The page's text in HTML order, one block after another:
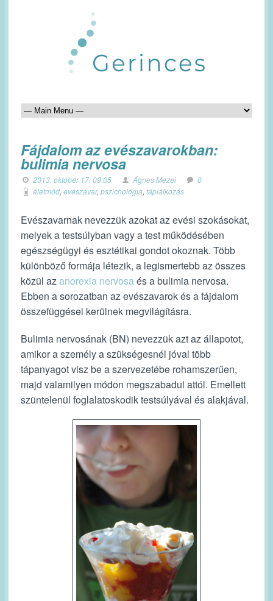
Fájdalom az evészavarokban:
bulimia nervosa
2013. október 17. 09:05 Ágnes Mezei
0
életmód, evészavar, pszichológia, táplálkozás
Evészavarnak nevezzük azokat az evési szokásokat,
melyek a testsúlyban vagy a test működésében
egészségügyi és esztétikai gondot okoznak. Több
különböző formája létezik, a legismertebb az összes
közül azanorexia nervosaés a bulimia nervosa.
Ebben a sorozatban az evészavarok és a fájdalom
összefüggései kerülnek megvilágításra.
Bulimia nervosának (BN) nevezzük azt az állapotot,
amikor a személy a szükségesnél jóval több
tápanyagot visz be a szervezetébe rohamszerűen,
majd valamilyen módon megszabadul attól. Emellett
szüntelenül foglalatoskodik testsúlyával és alakjával.